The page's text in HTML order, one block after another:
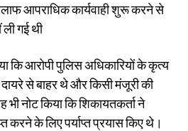
आपराधिक कार्यवाही शुरू करने से
गई थी
कि आरोपी पुलिस अधिकारियों के कृत्य
से बाहर थे और किसी मंजूरी की
नोट किया कि शिकायतकर्ता ने
करने के लिए पर्याप्त प्रयास किए थे।